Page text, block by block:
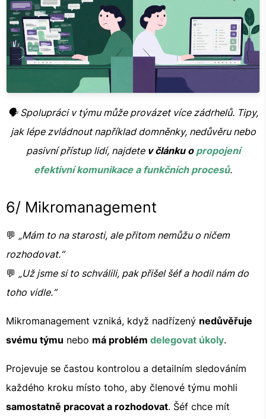
🗣️ Spolupráci v týmu může provázet více zádrhelů. Tipy,
jak lépe zvládnout například domněnky, nedůvěru nebo
pasivní přístup lidí, najdete v článku o propojení
efektivní komunikace a funkčních procesů.
6/ Mikromanagement
💬 „Mám to na starosti, ale přitom nemůžu o ničem
rozhodovat.“
💬 „Už jsme si to schválili, pak přišel šéf a hodil nám do
toho vidle.“
Mikromanagement vzniká, když nadřízený nedůvěřuje
svému týmu nebo má problém delegovat úkoly.
Projevuje se častou kontrolou a detailním sledováním
každého kroku místo toho, aby členové týmu mohli
samostatně pracovat a rozhodovat. Šéf chce mít